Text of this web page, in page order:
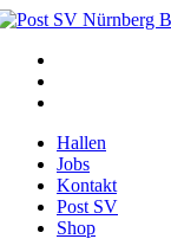
Hallen
Jobs
Kontakt
Post SV
Shop